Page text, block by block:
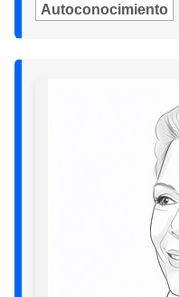
Autoconocimiento